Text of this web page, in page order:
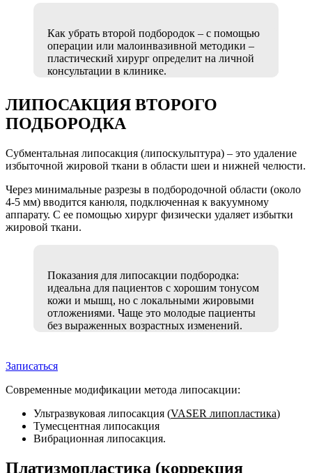
Как убрать второй подбородок – с помощью
операции или малоинвазивной методики –
пластический хирург определит на личной
консультации в клинике.
ЛИПОСАКЦИЯ ВТОРОГО
ПОДБОРОДКА
Субментальная липосакция (липоскульптура) – это удаление
избыточной жировой ткани в области шеи и нижней челюсти.
Через минимальные разрезы в подбородочной области (около
4-5 мм) вводится канюля, подключенная к вакуумному
аппарату. С ее помощью хирург физически удаляет избытки
жировой ткани.
Показания для липосакции подбородка:
идеальна для пациентов с хорошим тонусом
кожи и мышц, но с локальными жировыми
отложениями. Чаще это молодые пациенты
без выраженных возрастных изменений.
Записаться
Современные модификации метода липосакции:
Ультразвуковая липосакция (VASER липопластика)
Тумесцентная липосакция
Вибрационная липосакция.
Платизмопластика (коррекция